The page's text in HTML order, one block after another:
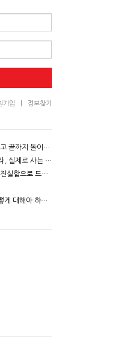
가입 정보찾기
돌이키시는 분
제로 사는 길(2)
드려지는 제사
대해야 하는가